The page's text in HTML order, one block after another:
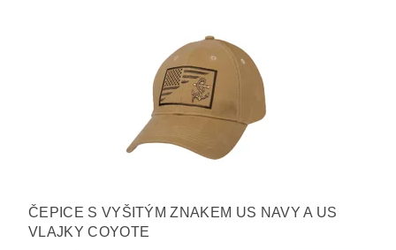
ČEPICE S VYŠITÝM ZNAKEM US NAVY A US
VLAJKY COYOTE